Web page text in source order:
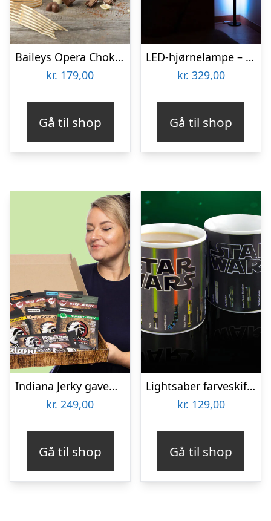
Baileys Opera Chokoladeæske
kr. 179,00
Gå til shop
LED-hjørnelampe – Vooni
kr. 329,00
Gå til shop
Indiana Jerky gaveæske
kr. 249,00
Gå til shop
Lightsaber farveskiftende krus
kr. 129,00
Gå til shop